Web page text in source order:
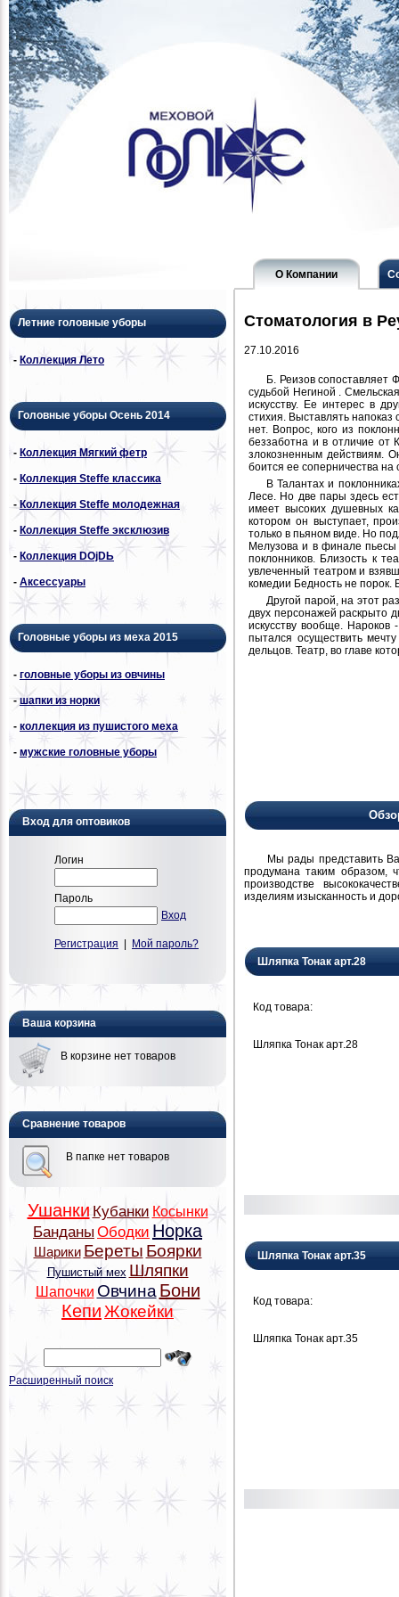
О Компании
Летние головные уборы
- Коллекция Лето
Головные уборы Осень 2014
- Коллекция Мягкий фетр
- Коллекция Steffe классика
-Коллекция Steffe молодежная
- Коллекция Steffe эксклюзив
- Коллекция DОjDЬ
- Аксессуары
Головные уборы из меха 2015
- головные уборы из овчины
-шапки из норки
- коллекция из пушистого меха
- мужские головные уборы
Вход для оптовиков
Логин
Пароль
Вход
Регистрация Мой пароль?
Ваша корзина
В корзине нет товаров
Сравнение товаров
В папке нет товаров
Ушанки Кубанки Косынки
Банданы Ободки Норка
Шарики Береты Боярки
Пушистый мех Шляпки
Шапочки Овчина Бони
Кепи Жокейки
Расширенный поиск
Стоматология в
27.10.2016
Б. Реизов сопоставляет
судьбой Негиной .
искусству. Ее интерес в
стихия. Выставлять
нет. Вопрос, кого из
беззаботна и в отличие от
злокозненным действиям.
боится ее соперничества на
В Талантах и
Лесе. Но две пары здесь
имеет высоких душевных
котором он выступает,
только в пьяном виде. Но
Мелузова и в финале пьесы
поклонников. Близость к
увлеченный театром и
комедии Бедность не
Другой парой, на этот
двух персонажей раскрыто
искусству вообще.
пытался осуществить
дельцов. Театр, во главе
Мы рады представить Вам
продумана таким образом,
производстве
изделиям изысканность и
Шляпка Тонак арт.28
Код товара:
Шляпка Тонак арт.28
Шляпка Тонак арт.35
Код товара:
Шляпка Тонак арт.35